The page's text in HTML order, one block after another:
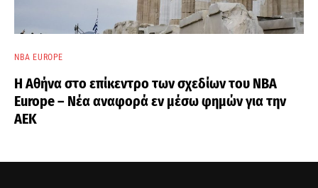
NBA EUROPE
Η Αθήνα στο επίκεντρο των σχεδίων του NBA
Europe – Νέα αναφορά εν μέσω φημών για την
ΑΕΚ